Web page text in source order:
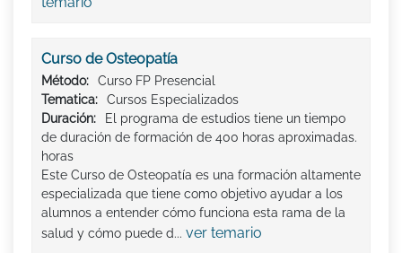
Curso de Osteopatía
Método:
Curso FP Presencial
Tematica:
Cursos Especializados
Duración:
El programa de estudios tiene un tiempo
de duración de formación de 400 horas aproximadas.
horas
Este Curso de Osteopatía es una formación altamente
especializada que tiene como objetivo ayudar a los
alumnos a entender cómo funciona esta rama de la
salud y cómo puede d... ver temario